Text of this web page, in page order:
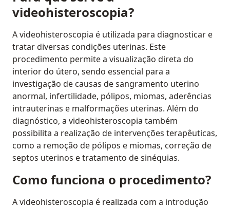
videohisteroscopia?
A videohisteroscopia é utilizada para diagnosticar e
tratar diversas condições uterinas. Este
procedimento permite a visualização direta do
interior do útero, sendo essencial para a
investigação de causas de sangramento uterino
anormal, infertilidade, pólipos, miomas, aderências
intrauterinas e malformações uterinas. Além do
diagnóstico, a videohisteroscopia também
possibilita a realização de intervenções terapêuticas,
como a remoção de pólipos e miomas, correção de
septos uterinos e tratamento de sinéquias.
Como funciona o procedimento?
A videohisteroscopia é realizada com a introdução